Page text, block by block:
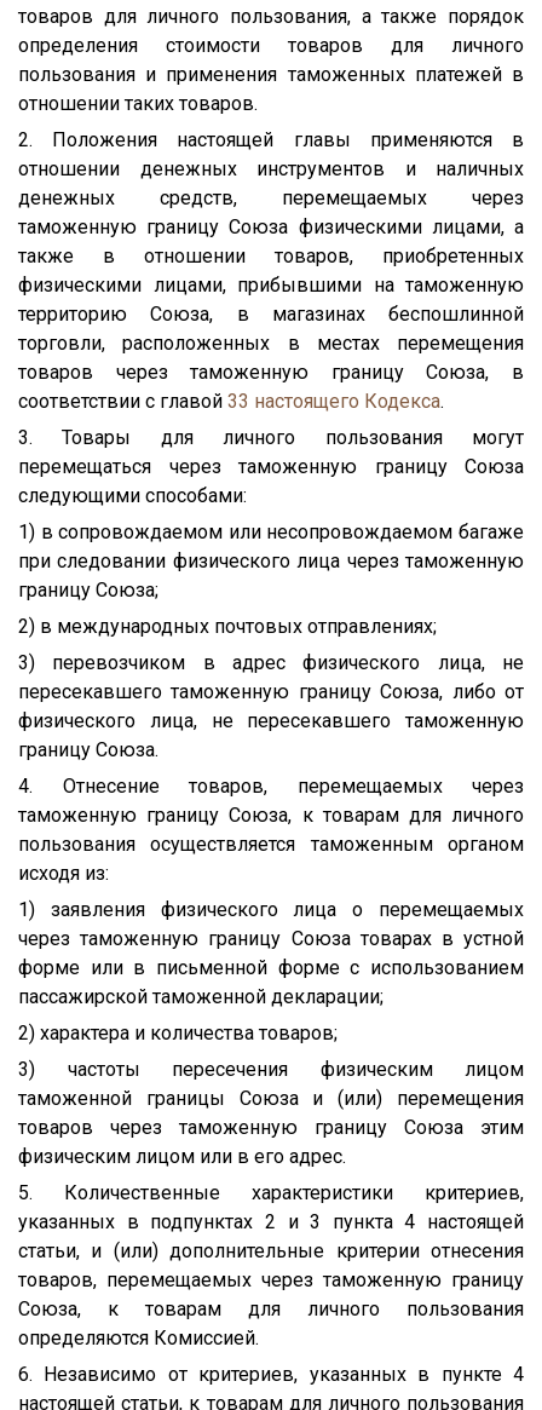
товаров для личного пользования, а также порядок
определения стоимости товаров для личного
пользования и применения таможенных платежей в
отношении таких товаров.
2. Положения настоящей главы применяются в
отношении денежных инструментов и наличных
денежных средств, перемещаемых через
таможенную границу Союза физическими лицами, а
также в отношении товаров, приобретенных
физическими лицами, прибывшими на таможенную
территорию Союза, в магазинах беспошлинной
торговли, расположенных в местах перемещения
товаров через таможенную границу Союза, в
соответствии с главой 33 настоящего Кодекса.
3. Товары для личного пользования могут
перемещаться через таможенную границу Союза
следующими способами:
1) в сопровождаемом или несопровождаемом багаже
при следовании физического лица через таможенную
границу Союза;
2) в международных почтовых отправлениях;
3) перевозчиком в адрес физического лица, не
пересекавшего таможенную границу Союза, либо от
физического лица, не пересекавшего таможенную
границу Союза.
4. Отнесение товаров, перемещаемых через
таможенную границу Союза, к товарам для личного
пользования осуществляется таможенным органом
исходя из:
1) заявления физического лица о перемещаемых
через таможенную границу Союза товарах в устной
форме или в письменной форме с использованием
пассажирской таможенной декларации;
2) характера и количества товаров;
3) частоты пересечения физическим лицом
таможенной границы Союза и (или) перемещения
товаров через таможенную границу Союза этим
физическим лицом или в его адрес.
5. Количественные характеристики критериев,
указанных в подпунктах 2 и 3 пункта 4 настоящей
статьи, и (или) дополнительные критерии отнесения
товаров, перемещаемых через таможенную границу
Союза, к товарам для личного пользования
определяются Комиссией.
6. Независимо от критериев, указанных в пункте 4
настоящей статьи, к товарам для личного пользования